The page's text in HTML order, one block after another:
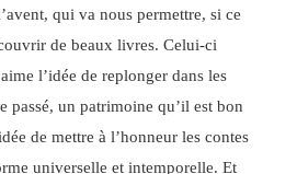
qui va nous permettre, si ce
de beaux livres. Celui-ci
l’idée de replonger dans les
passé, un patrimoine qu’il est bon
de mettre à l’honneur les contes
universelle et intemporelle. Et